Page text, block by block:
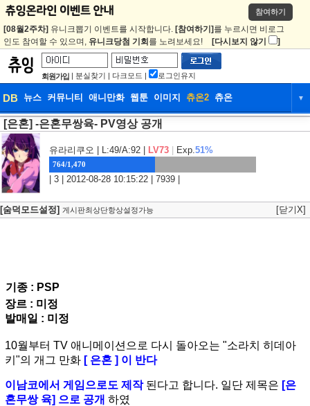
참여하기
[08월2주차] 유니크뽑기 이벤트를 시작합니다. [참여하기] 를 누르시면 비로그
인도 참여할 수 있으며, 유니크당첨 기회 를 노려보세요! [다시보지 않기 ]
회원가입 | 분실찾기 | 다크모드 | 로그인유지
DB 뉴스 커뮤니티 애니만화 웹툰 이미지 츄온2 츄온 ▼
DB 뉴스
웹툰 이미지 츄온2
[은혼] -은혼무쌍육- PV영상 공개
유라리쿠오 | L:49/A:92 | LV73 Exp.51%
764/1,470
| 3 | 2012-08-28 10:15:22 | 7939 |
[숨덕모드설정] 게시판최상단항상설정가능 [닫기X]
기종 : PSP
장르 : 미정
발매일 : 미정
10월부터 TV 애니메이션으로 다시 돌아오는 "소라치 히데아
키"의 개그 만화 [ 은혼 ] 이 반다
이남코에서 게임으로도 제작된다고 합니다. 일단 제목은 [은
혼무쌍 육] 으로 공개 하였